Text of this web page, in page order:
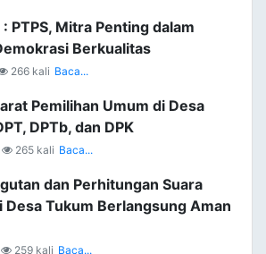
PTPS, Mitra Penting dalam
Berkualitas
266 kali Baca...
Pemilihan Umum di Desa
DPTb, dan DPK
265 kali Baca...
dan Perhitungan Suara
Desa Tukum Berlangsung Aman
259 kali Baca...